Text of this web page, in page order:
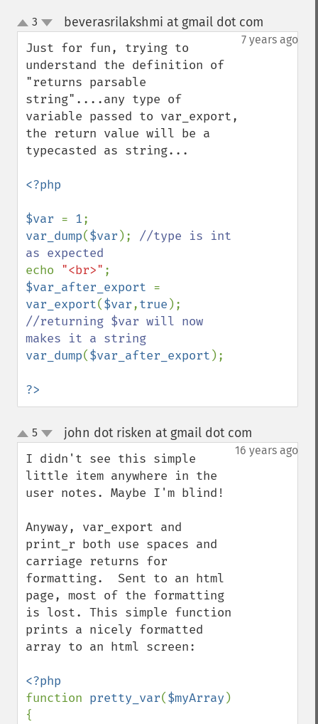
up
down
3 beverasrilakshmi at gmail dot com
7 years ago
Just for fun, trying to
understand the definition of
"returns parsable
string"....any type of
variable passed to var_export,
the return value will be a
typecasted as string...
<?php
$var = 1
var_dump($var ); //type is int
echo "<br>"
$var_after_export
var_export($var,true
//returning $var will now
var_dump($var_after_export );
?>
up
down
5 john dot risken at gmail dot com
16 years ago
I didn't see this simple
little item anywhere in the
user notes. Maybe I'm blind!
Anyway, var_export and
print_r both use spaces and
carriage returns for
formatting.  Sent to an html
page, most of the formatting
is lost. This simple function
prints a nicely formatted
array to an html screen:
function pretty_var($myArray )
{